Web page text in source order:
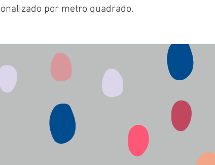
por metro quadrado.